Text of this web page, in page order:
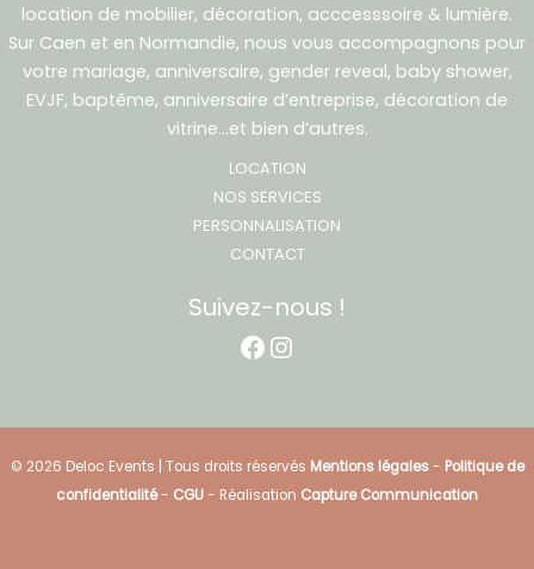
location de mobilier, décoration, acccesssoire & lumière.
Sur Caen et en Normandie, nous vous accompagnons pour
votre mariage, anniversaire, gender reveal, baby shower,
EVJF, baptême, anniversaire d’entreprise, décoration de
vitrine…et bien d’autres.
LOCATION
NOS SERVICES
PERSONNALISATION
CONTACT
Suivez-nous !
Facebook
Instagram
© 2026 Deloc Events | Tous droits réservés Mentions légales- Politique de
confidentialité- CGU- Réalisation Capture Communication